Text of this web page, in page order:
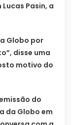
Pasin, a
Globo por
disse uma
motivo do
do
da Globo em